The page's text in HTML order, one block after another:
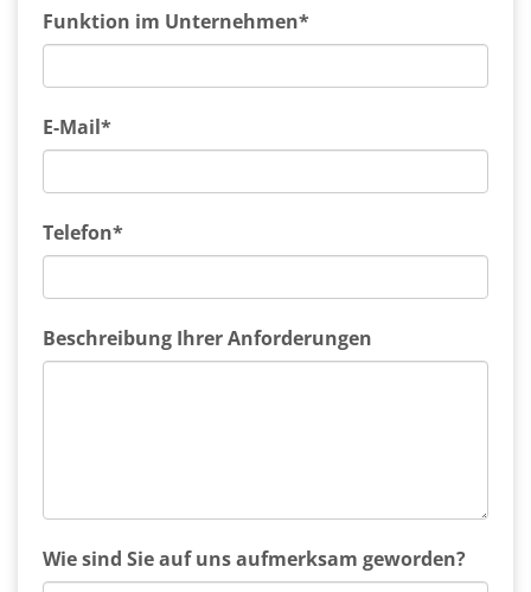
Funktion im Unternehmen*
E-Mail*
Telefon*
Beschreibung Ihrer Anforderungen
Wie sind Sie auf uns aufmerksam geworden?